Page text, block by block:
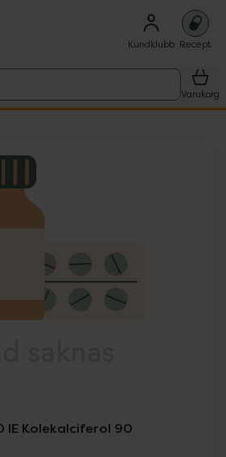
Kundklubb Recept
Varukorg
1 objekt.
IE Kolekalciferol 90